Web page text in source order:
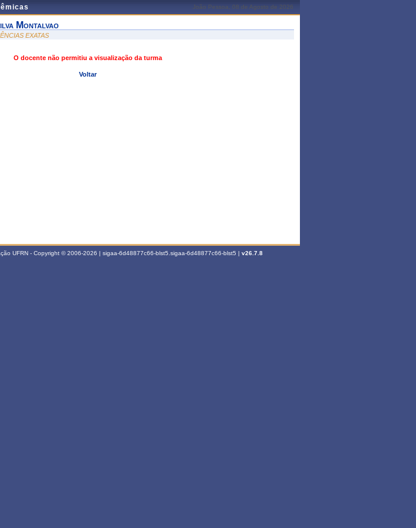
João Pessoa, 08 de Agosto de 2026
Montalvao
EXATAS
O docente não permitiu a visualização da turma
Voltar
UFRN - Copyright © 2006-2026 | sigaa-6d48877c66-blst5.sigaa-6d48877c66-blst5 | v26.7.8